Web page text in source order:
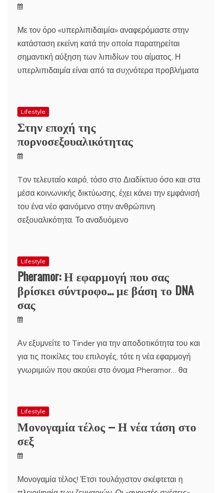
Με τον όρο «υπερλιπιδαιμία» αναφερόμαστε στην
κατάσταση εκείνη κατά την οποία παρατηρείται
σημαντική αύξηση των λιπιδίων του αίματος. Η
υπερλιπιδαιμία είναι από τα συχνότερα προβλήματα
Lifestyle
Στην εποχή της
πορνοσεξουαλικότητας
Tον τελευταίο καιρό, τόσο στο Διαδίκτυο όσο και στα
μέσα κοινωνικής δικτύωσης, έχει κάνει την εμφάνισή
του ένα νέο φαινόμενο στην ανθρώπινη
σεξουαλικότητα. Το αναδυόμενο
Lifestyle
Pheramor: Η εφαρμογή που σας
βρίσκει σύντροφο… με βάση το DNA
σας
Αν εξυμνείτε το Tinder για την αποδοτικότητα του και
για τις ποικίλες του επιλογές, τότε η νέα εφαρμογή
γνωριμιών που ακούει στο όνομα Pheramor… θα
Lifestyle
Μονογαμία τέλος – Η νέα τάση στο
σεξ
Μονογαμία τέλος! Έτσι τουλάχιστον σκέφτεται η